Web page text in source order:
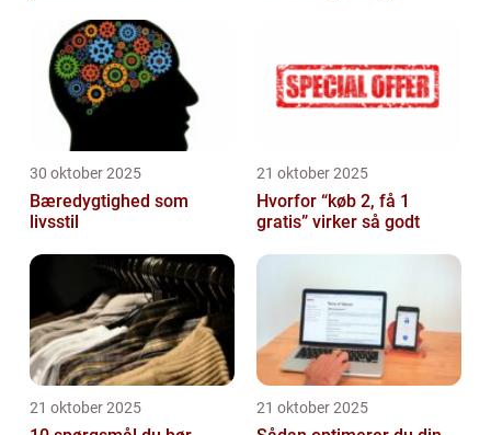
30 oktober 2025
Bæredygtighed som
livsstil
21 oktober 2025
Hvorfor “køb 2, få 1
gratis” virker så godt
21 oktober 2025 21 oktober 2025